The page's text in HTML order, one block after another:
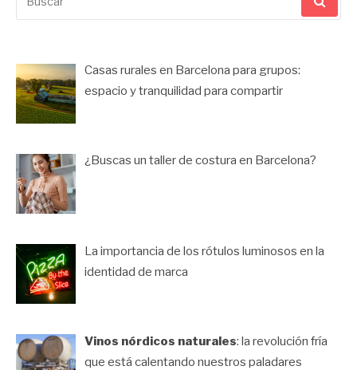
por:
Casas rurales en Barcelona para grupos:
espacio y tranquilidad para compartir
¿Buscas un taller de costura en Barcelona?
La importancia de los rótulos luminosos en la
identidad de marca
Vinos nórdicos naturales: la revolución fría
que está calentando nuestros paladares